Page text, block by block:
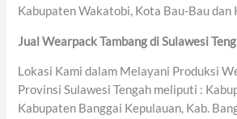
Kabupaten Wakatobi, Kota Bau-Bau dan
Jual Wearpack Tambang di Sulawesi
Lokasi Kami dalam Melayani Produksi
Provinsi Sulawesi Tengah meliputi :
Kabupaten Banggai Kepulauan, Kab.